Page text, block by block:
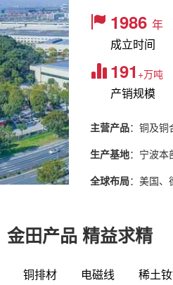
1986 年
成立时间
191 +万吨
产销规模
主营产品：铜及
生产基地：宁波本
全球布局：美国
金田产品 精益求精
铜排材 电磁线 稀土